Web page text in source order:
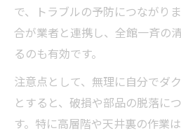
で、トラブルの予防につながり
合が業者と連携し、全館一斉の
るのも有効です。
注意点として、無理に自分でダ
とすると、破損や部品の脱落に
す。特に高層階や天井裏の作業